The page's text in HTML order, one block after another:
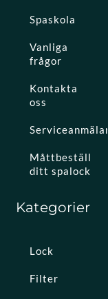
Spaskola
Vanliga
frågor
Kontakta
oss
Serviceanmälan
Måttbeställ
ditt spalock
Kategorier
Lock
Filter